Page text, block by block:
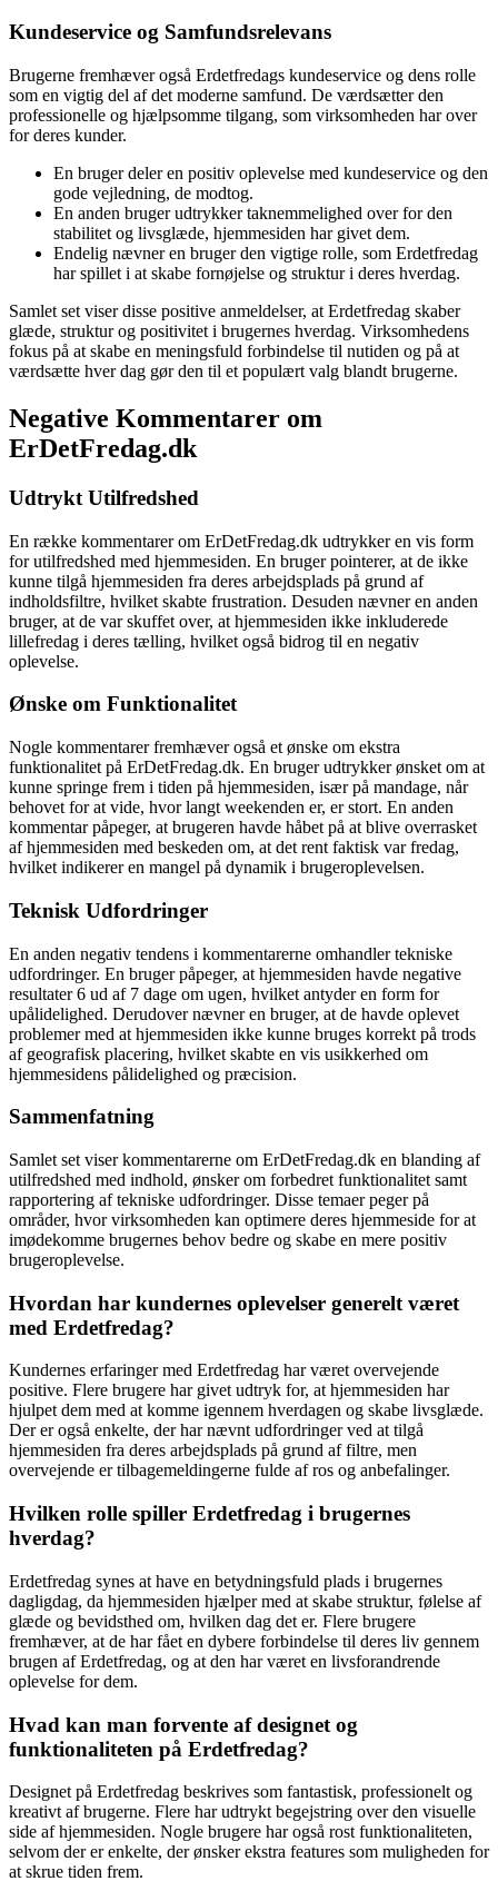
Kundeservice og Samfundsrelevans
Brugerne fremhæver også Erdetfredags kundeservice og dens rolle
som en vigtig del af det moderne samfund. De værdsætter den
professionelle og hjælpsomme tilgang, som virksomheden har over
for deres kunder.
En bruger deler en positiv oplevelse med kundeservice og den
gode vejledning, de modtog.
En anden bruger udtrykker taknemmelighed over for den
stabilitet og livsglæde, hjemmesiden har givet dem.
Endelig nævner en bruger den vigtige rolle, som Erdetfredag
har spillet i at skabe fornøjelse og struktur i deres hverdag.
Samlet set viser disse positive anmeldelser, at Erdetfredag skaber
glæde, struktur og positivitet i brugernes hverdag. Virksomhedens
fokus på at skabe en meningsfuld forbindelse til nutiden og på at
værdsætte hver dag gør den til et populært valg blandt brugerne.
Negative Kommentarer om
ErDetFredag.dk
Udtrykt Utilfredshed
En række kommentarer om ErDetFredag.dk udtrykker en vis form
for utilfredshed med hjemmesiden. En bruger pointerer, at de ikke
kunne tilgå hjemmesiden fra deres arbejdsplads på grund af
indholdsfiltre, hvilket skabte frustration. Desuden nævner en anden
bruger, at de var skuffet over, at hjemmesiden ikke inkluderede
lillefredag i deres tælling, hvilket også bidrog til en negativ
oplevelse.
Ønske om Funktionalitet
Nogle kommentarer fremhæver også et ønske om ekstra
funktionalitet på ErDetFredag.dk. En bruger udtrykker ønsket om at
kunne springe frem i tiden på hjemmesiden, især på mandage, når
behovet for at vide, hvor langt weekenden er, er stort. En anden
kommentar påpeger, at brugeren havde håbet på at blive overrasket
af hjemmesiden med beskeden om, at det rent faktisk var fredag,
hvilket indikerer en mangel på dynamik i brugeroplevelsen.
Teknisk Udfordringer
En anden negativ tendens i kommentarerne omhandler tekniske
udfordringer. En bruger påpeger, at hjemmesiden havde negative
resultater 6 ud af 7 dage om ugen, hvilket antyder en form for
upålidelighed. Derudover nævner en bruger, at de havde oplevet
problemer med at hjemmesiden ikke kunne bruges korrekt på trods
af geografisk placering, hvilket skabte en vis usikkerhed om
hjemmesidens pålidelighed og præcision.
Sammenfatning
Samlet set viser kommentarerne om ErDetFredag.dk en blanding af
utilfredshed med indhold, ønsker om forbedret funktionalitet samt
rapportering af tekniske udfordringer. Disse temaer peger på
områder, hvor virksomheden kan optimere deres hjemmeside for at
imødekomme brugernes behov bedre og skabe en mere positiv
brugeroplevelse.
Hvordan har kundernes oplevelser generelt været
med Erdetfredag?
Kundernes erfaringer med Erdetfredag har været overvejende
positive. Flere brugere har givet udtryk for, at hjemmesiden har
hjulpet dem med at komme igennem hverdagen og skabe livsglæde.
Der er også enkelte, der har nævnt udfordringer ved at tilgå
hjemmesiden fra deres arbejdsplads på grund af filtre, men
overvejende er tilbagemeldingerne fulde af ros og anbefalinger.
Hvilken rolle spiller Erdetfredag i brugernes
hverdag?
Erdetfredag synes at have en betydningsfuld plads i brugernes
dagligdag, da hjemmesiden hjælper med at skabe struktur, følelse af
glæde og bevidsthed om, hvilken dag det er. Flere brugere
fremhæver, at de har fået en dybere forbindelse til deres liv gennem
brugen af Erdetfredag, og at den har været en livsforandrende
oplevelse for dem.
Hvad kan man forvente af designet og
funktionaliteten på Erdetfredag?
Designet på Erdetfredag beskrives som fantastisk, professionelt og
kreativt af brugerne. Flere har udtrykt begejstring over den visuelle
side af hjemmesiden. Nogle brugere har også rost funktionaliteten,
selvom der er enkelte, der ønsker ekstra features som muligheden for
at skrue tiden frem.